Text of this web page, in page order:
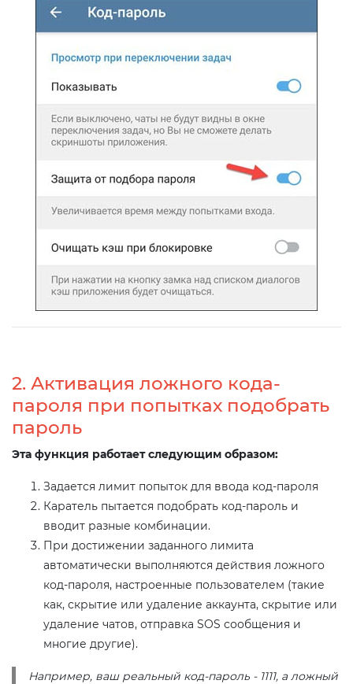
2. Активация ложного кода-
пароля при попытках подобрать
пароль
Эта функция работает следующим образом:
Задается лимит попыток для ввода код-пароля
Каратель пытается подобрать код-пароль и
вводит разные комбинации.
При достижении заданного лимита
автоматически выполняются действия ложного
код-пароля, настроенные пользователем (такие
как, скрытие или удаление аккаунта, скрытие или
удаление чатов, отправка SOS сообщения и
многие другие).
Например, ваш реальный код-пароль - 1111, а ложный